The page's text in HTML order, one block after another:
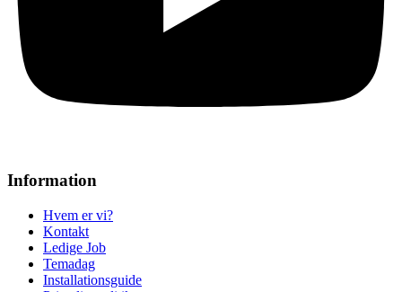
Information
Hvem er vi?
Kontakt
Ledige Job
Temadag
Installationsguide